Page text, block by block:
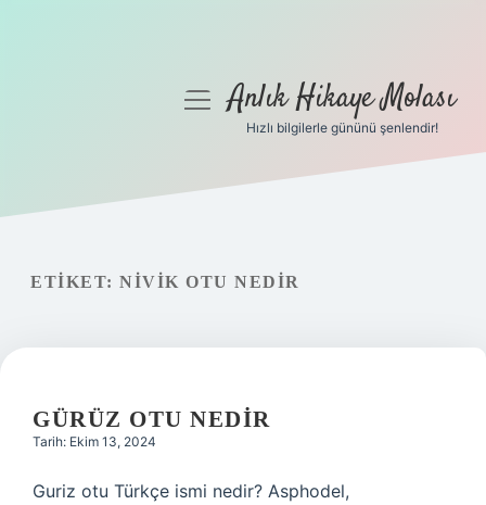
Gizlilik Politikası
menüyüAnlık Hikaye Molası
Hızlı bilgilerle gününü şenlendir!
ETIKET: NIVIK OTU NEDIR
GÜRÜZ OTU NEDIR
Tarih: Ekim 13, 2024
Guriz otu Türkçe ismi nedir? Asphodel,